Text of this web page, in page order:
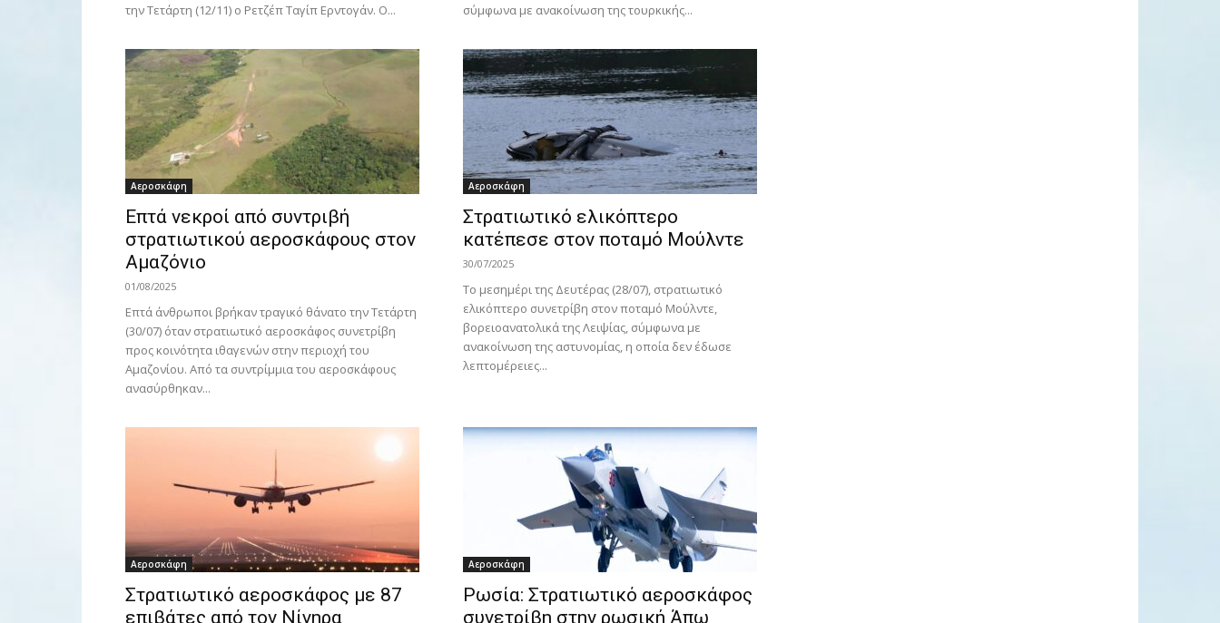
την Τετάρτη (12/11) ο Ρετζέπ Ταγίπ Ερντογάν. Ο...
σύμφωνα με ανακοίνωση της τουρκικής...
Αεροσκάφη
Επτά νεκροί από συντριβή
στρατιωτικού αεροσκάφους στον
Αμαζόνιο
01/08/2025
Επτά άνθρωποι βρήκαν τραγικό θάνατο την Τετάρτη
(30/07) όταν στρατιωτικό αεροσκάφος συνετρίβη
προς κοινότητα ιθαγενών στην περιοχή του
Αμαζονίου. Από τα συντρίμμια του αεροσκάφους
ανασύρθηκαν...
Αεροσκάφη
Στρατιωτικό ελικόπτερο
κατέπεσε στον ποταμό Μούλντε
30/07/2025
Το μεσημέρι της Δευτέρας (28/07), στρατιωτικό
ελικόπτερο συνετρίβη στον ποταμό Μούλντε,
βορειοανατολικά της Λειψίας, σύμφωνα με
ανακοίνωση της αστυνομίας, η οποία δεν έδωσε
λεπτομέρειες...
Αεροσκάφη
Στρατιωτικό αεροσκάφος με 87
επιβάτες από τον Νίγηρα
Αεροσκάφη
Ρωσία: Στρατιωτικό αεροσκάφος
συνετρίβη στην ρωσική Άπω